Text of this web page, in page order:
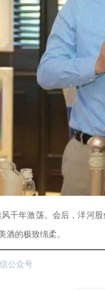
千年激荡。会后，洋河
酒的极致绵柔。
公众号